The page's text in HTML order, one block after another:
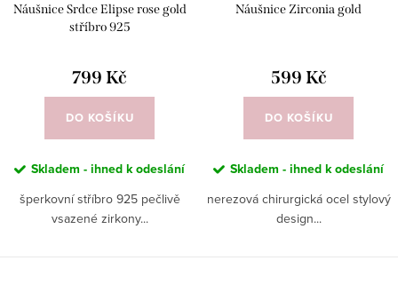
Náušnice Srdce Elipse rose gold
stříbro 925
799 Kč
DO KOŠÍKU
Skladem - ihned k odeslání
šperkovní stříbro 925 pečlivě
vsazené zirkony...
Náušnice Zirconia gold
599 Kč
DO KOŠÍKU
Skladem - ihned k odeslání
nerezová chirurgická ocel stylový
design...